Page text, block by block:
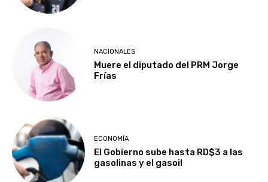
NACIONALES
Muere el diputado del PRM Jorge
Frías
ECONOMÍA
El Gobierno sube hasta RD$3 a las
gasolinas y el gasoil